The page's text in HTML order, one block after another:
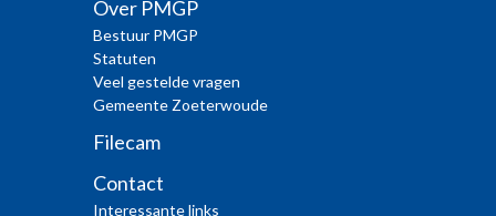
Over PMGP
Bestuur PMGP
Statuten
Veel gestelde vragen
Gemeente Zoeterwoude
Filecam
Contact
Interessante links